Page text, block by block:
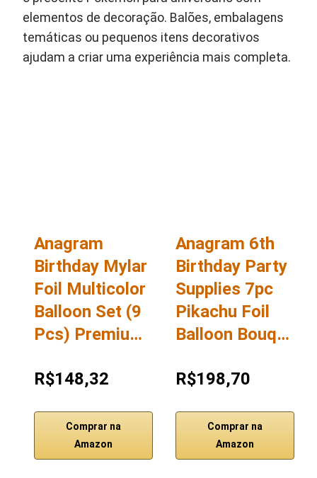
elementos de decoração. Balões, embalagens
temáticas ou pequenos itens decorativos
ajudam a criar uma experiência mais completa.
Anagram
Birthday Mylar
Foil Multicolor
Balloon Set (9
Pcs) Premiu…
R$148,32
Comprar na
Amazon
Anagram 6th
Birthday Party
Supplies 7pc
Pikachu Foil
Balloon Bouq…
R$198,70
Comprar na
Amazon